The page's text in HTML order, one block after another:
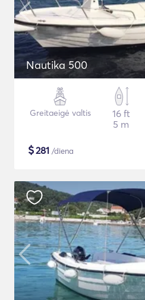
Nautika 500
Greitaeigė valtis
16 ft
5 m
$281 /diena